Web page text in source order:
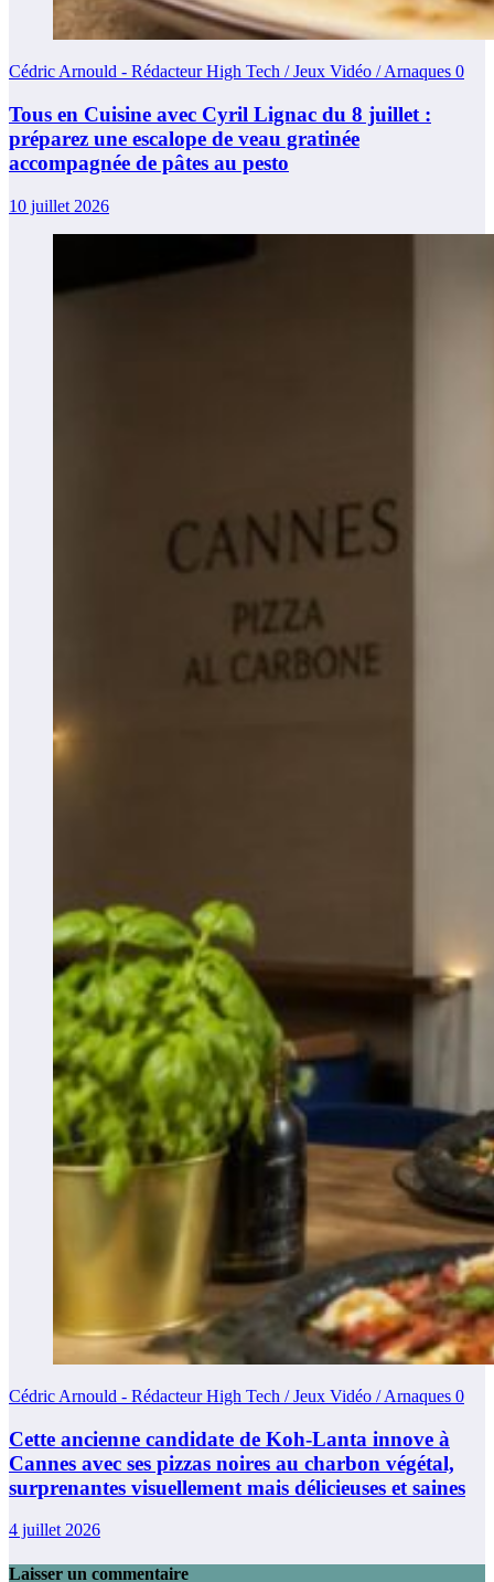
Cédric Arnould - Rédacteur High Tech / Jeux Vidéo / Arnaques 0
Tous en Cuisine avec Cyril Lignac du 8 juillet :
préparez une escalope de veau gratinée
accompagnée de pâtes au pesto
10 juillet 2026
Cédric Arnould - Rédacteur High Tech / Jeux Vidéo / Arnaques 0
Cette ancienne candidate de Koh-Lanta innove à
Cannes avec ses pizzas noires au charbon végétal,
surprenantes visuellement mais délicieuses et saines
4 juillet 2026
Laisser un commentaire